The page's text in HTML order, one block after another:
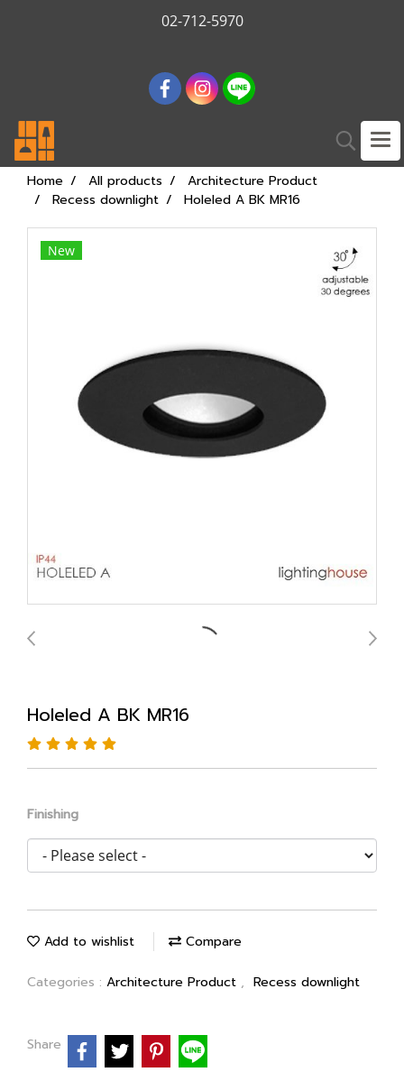
02-712-5970
Home All products
Architecture Product
Recess downlight
Holeled A BK MR16
New
Holeled A BK MR16
Finishing
Add to wishlist Compare
Categories : Architecture Product , Recess downlight
Share